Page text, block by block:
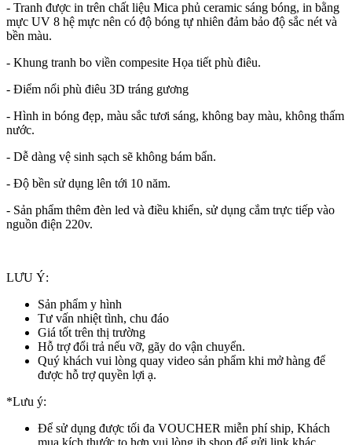
- Tranh được in trên chất liệu Mica phủ ceramic sáng bóng, in bằng
mực UV 8 hệ mực nên có độ bóng tự nhiên đảm bảo độ sắc nét và
bền màu.
- Khung tranh bo viền compesite Họa tiết phù điêu.
- Điểm nổi phù điêu 3D tráng gương
- Hình in bóng đẹp, màu sắc tươi sáng, không bay màu, không thấm
nước️.
- Dễ dàng vệ sinh sạch sẽ không bám bẩn.
- Độ bền sử dụng lên tới 10 năm.
- Sản phẩm thêm đèn led và điều khiển, sử dụng cắm trực tiếp vào
nguồn điện 220v.​​​​​​
LƯU Ý:
Sản phẩm y hình
Tư vấn nhiệt tình, chu đáo
Giá tốt trên thị trường
Hỗ trợ đổi trả nếu vỡ, gãy do vận chuyển.
Quý khách vui lòng quay video sản phẩm khi mở hàng để
được hỗ trợ quyền lợi ạ.
*Lưu ý:
Để sử dụng được tối đa VOUCHER miễn phí ship, Khách